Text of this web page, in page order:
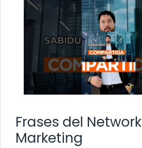
Frases del Network
Marketing